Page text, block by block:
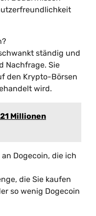
ständig und
Nachfrage. Sie
den Krypto-Börsen
wird.
Millionen
Dogecoin, die ich
die Sie kaufen
so wenig Dogecoin